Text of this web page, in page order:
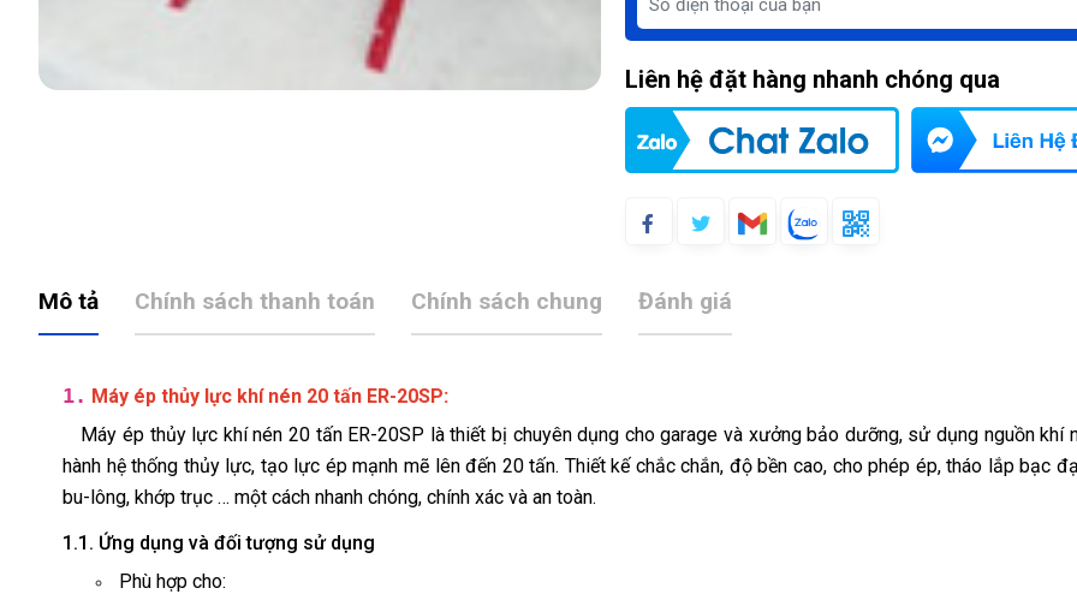
Liên hệ đặt hàng nhanh chóng qua
Mô tả Chính sách thanh toán Chính sách chung Đánh giá
1. Máy ép thủy lực khí nén 20 tấn ER-20SP:
Máy ép thủy lực khí nén 20 tấn ER-20SP là thiết bị chuyên dụng cho garage và xưởng bảo dưỡng, sử dụng nguồn khí
hành hệ thống thủy lực, tạo lực ép mạnh mẽ lên đến 20 tấn. Thiết kế chắc chắn, độ bền cao, cho phép ép, tháo lắp bạc
bu-lông, khớp trục … một cách nhanh chóng, chính xác và an toàn.
1.1. Ứng dụng và đối tượng sử dụng
Phù hợp cho: